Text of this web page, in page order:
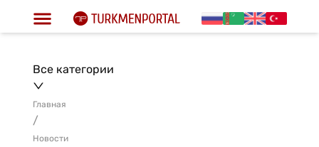
Все категории
Главная
/
Новости